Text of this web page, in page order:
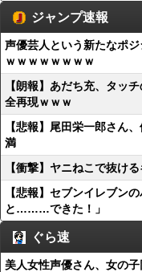
ジャンプ速報
声優芸人という新たなポ
ｗｗｗｗｗｗｗｗ
【朗報】あだち充、タッ
全再現ｗｗｗ
【悲報】尾田栄一郎さん
満
【衝撃】ヤニねこで抜け
【悲報】セブンイレブン
と………できた！」
ぐら速
美人女性声優さん、女の